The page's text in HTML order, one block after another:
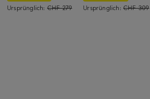
Ursprünglich: CHF 279 Ursprünglich: CHF 309